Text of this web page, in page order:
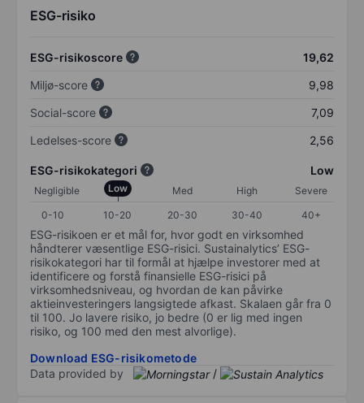
ESG-risiko
ESG-risikoscore
19,62
Miljø-score
9,98
Social-score
7,09
Ledelses-score
2,56
ESG-risikokategori Low
Negligible Low Med High
Severe
0-10
10-20 20-30 30-40 40+
ESG-risikoen er et mål for, hvor godt en virksomhed
håndterer væsentlige ESG-risici. Sustainalytics’ ESG-
risikokategori har til formål at hjælpe investorer med at
identificere og forstå finansielle ESG-risici på
virksomhedsniveau, og hvordan de kan påvirke
aktieinvesteringers langsigtede afkast. Skalaen går fra 0
til 100. Jo lavere risiko, jo bedre (0 er lig med ingen
risiko, og 100 med den mest alvorlige).
Download ESG-risikometode
Data provided by
/